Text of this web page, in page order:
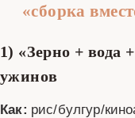
«сборка
1) «Зерно + вода
ужинов
Как: рис/булгур/